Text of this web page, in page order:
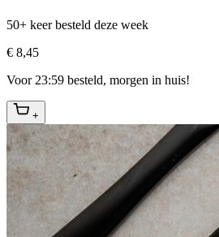
50+ keer besteld deze week
€ 8,45
Voor 23:59 besteld, morgen in huis!
+